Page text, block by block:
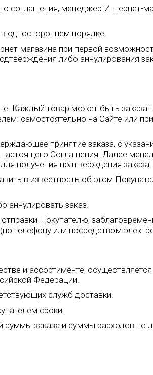
соглашения, менеджер Интернет-
одностороннем порядке.
магазина при первой
либо аннулирования
Каждый товар может быть
самостоятельно на Сайте или
принятие заказа, с
Соглашения. Далее
получения подтверждения заказа.
в известность об этом
аннулировать заказ.
Покупателю,
телефону или посредством
и ассортименте,
Федерации.
служб доставки.
сроки.
суммы заказа и суммы расходов по